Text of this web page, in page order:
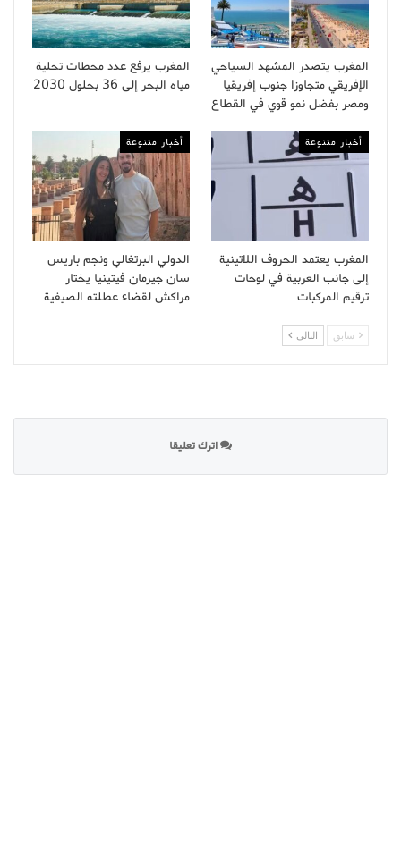
المغرب يتصدر المشهد السياحي
الإفريقي متجاوزا جنوب إفريقيا
ومصر بفضل نمو قوي في القطاع
المغرب يرفع عدد محطات تحلية
مياه البحر إلى 36 بحلول 2030
أخبار متنوعة
المغرب يعتمد الحروف اللاتينية
إلى جانب العربية في لوحات
ترقيم المركبات
أخبار متنوعة
الدولي البرتغالي ونجم باريس
سان جيرمان فيتينيا يختار
مراكش لقضاء عطلته الصيفية
سابق التالى
اترك تعليقا